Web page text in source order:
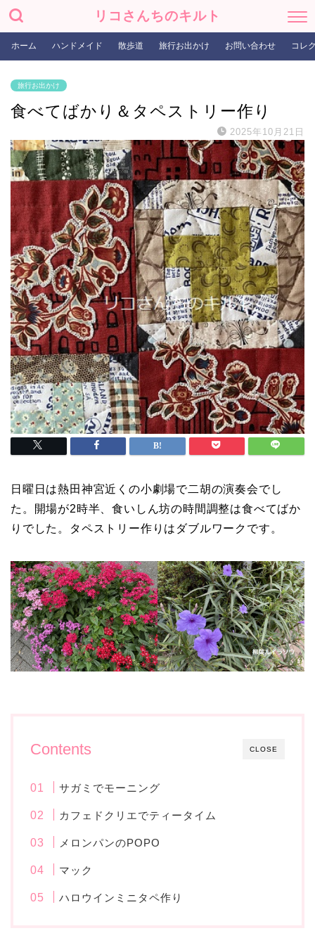
リコさんちのキルト
ホーム ハンドメイド 散歩道 旅行お出かけ お問い合わせ コレ
旅行お出かけ
食べてばかり＆タペストリー作り
2025年10月21日
日曜日は熱田神宮近くの小劇場で二胡の演奏会でし
た。開場が2時半、食いしん坊の時間調整は食べてばか
りでした。タペストリー作りはダブルワークです。
CLOSE
Contents
サガミでモーニング
カフェドクリエでティータイム
メロンパンのPOPO
マック
ハロウインミニタペ作り